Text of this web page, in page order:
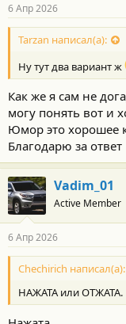
н
о
с
и
:
6 Апр 2026
Tarzan написал(а):
Ну тут два вариант ж
Как же я сам не
могу понять вот и
Юмор это хорошее
Благодарю за ответ
Vadim_01
Active Member
6 Апр 2026
Chechirich написал(а):
НАЖАТА или ОТЖАТА.